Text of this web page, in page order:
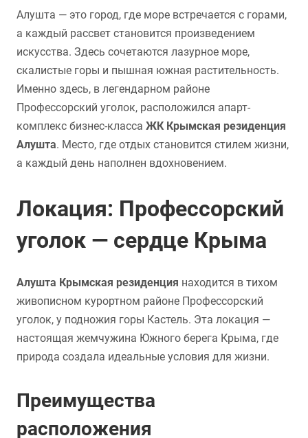
Алушта — это город, где море встречается с горами,
а каждый рассвет становится произведением
искусства. Здесь сочетаются лазурное море,
скалистые горы и пышная южная растительность.
Именно здесь, в легендарном районе
Профессорский уголок, расположился апарт-
комплекс бизнес-класса ЖК Крымская резиденция
Алушта. Место, где отдых становится стилем жизни,
а каждый день наполнен вдохновением.
Локация: Профессорский
уголок — сердце Крыма
Алушта Крымская резиденция находится в тихом
живописном курортном районе Профессорский
уголок, у подножия горы Кастель. Эта локация —
настоящая жемчужина Южного берега Крыма, где
природа создала идеальные условия для жизни.
Преимущества
расположения